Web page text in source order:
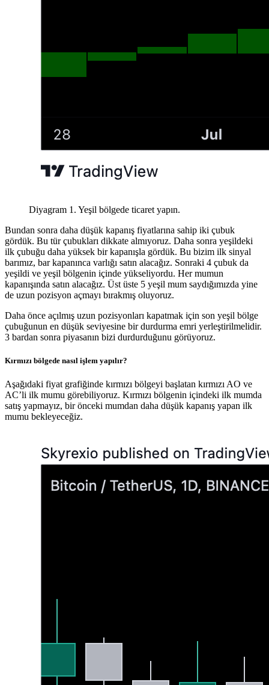
Diyagram 1. Yeşil bölgede ticaret yapın.
Bundan sonra daha düşük kapanış fiyatlarına sahip iki çubuk
gördük. Bu tür çubukları dikkate almıyoruz. Daha sonra yeşildeki
ilk çubuğu daha yüksek bir kapanışla gördük. Bu bizim ilk sinyal
barımız, bar kapanınca varlığı satın alacağız. Sonraki 4 çubuk da
yeşildi ve yeşil bölgenin içinde yükseliyordu. Her mumun
kapanışında satın alacağız. Üst üste 5 yeşil mum saydığımızda yine
de uzun pozisyon açmayı bırakmış oluyoruz.
Daha önce açılmış uzun pozisyonları kapatmak için son yeşil bölge
çubuğunun en düşük seviyesine bir durdurma emri yerleştirilmelidir.
3 bardan sonra piyasanın bizi durdurduğunu görüyoruz.
Kırmızı bölgede nasıl işlem yapılır?
Aşağıdaki fiyat grafiğinde kırmızı bölgeyi başlatan kırmızı AO ve
AC’li ilk mumu görebiliyoruz. Kırmızı bölgenin içindeki ilk mumda
satış yapmayız, bir önceki mumdan daha düşük kapanış yapan ilk
mumu bekleyeceğiz.